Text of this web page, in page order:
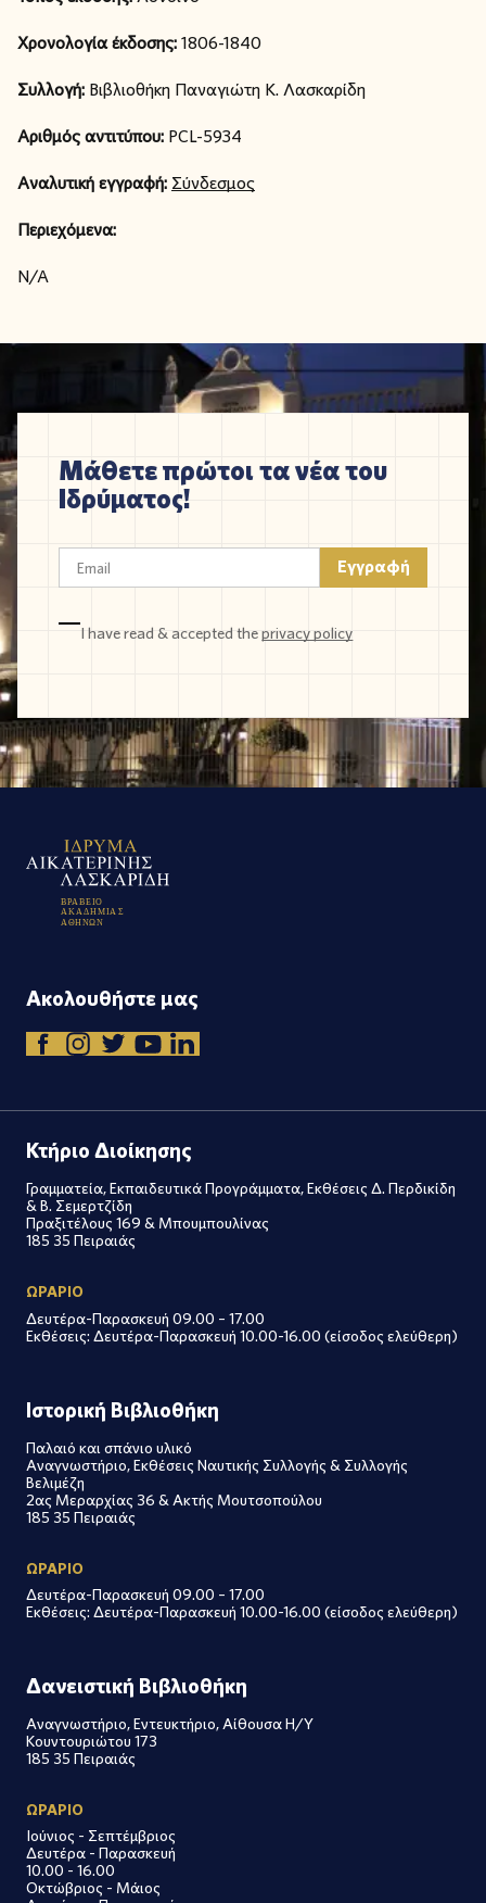
Χρονολογία έκδοσης:1806-1840
Συλλογή: Βιβλιοθήκη Παναγιώτη Κ. Λασκαρίδη
Αριθμός αντιτύπου: PCL-5934
Αναλυτική εγγραφή: Σύνδεσμος
Περιεχόμενα:
N/A
Μάθετε πρώτοι τα νέα του
Ιδρύματος!
I have read & accepted theprivacy policy
ΒΡΑΒΕΙΟ
ΑΚΑΔΗΜΙΑ Σ
Α ΘΗΝΩΝ
Ακολουθήστε μας
Κτήριο Διοίκησης
Γραμματεία, Εκπαιδευτικά Προγράμματα, Εκθέσεις Δ. Περδικίδη
& Β. Σεμερτζίδη
Πραξιτέλους 169 & Μπουμπουλίνας
185 35 Πειραιάς
ΩΡΑΡΙΟ
Δευτέρα-Παρασκευή 09.00 – 17.00
Εκθέσεις: Δευτέρα-Παρασκευή 10.00-16.00 (είσοδος ελεύθερη)
Ιστορική Βιβλιοθήκη
Παλαιό και σπάνιο υλικό
Αναγνωστήριο, Εκθέσεις Ναυτικής Συλλογής & Συλλογής
Βελιμέζη
2ας Μεραρχίας 36 & Ακτής Μουτσοπούλου
185 35 Πειραιάς
ΩΡΑΡΙΟ
Δευτέρα-Παρασκευή 09.00 – 17.00
Εκθέσεις: Δευτέρα-Παρασκευή 10.00-16.00 (είσοδος ελεύθερη)
Δανειστική Βιβλιοθήκη
Αναγνωστήριο, Εντευκτήριο, Αίθουσα Η/Υ
Κουντουριώτου 173
185 35 Πειραιάς
ΩΡΑΡΙΟ
Ιούνιος - Σεπτέμβριος
Δευτέρα - Παρασκευή
10.00 - 16.00
Οκτώβριος - Μάιος